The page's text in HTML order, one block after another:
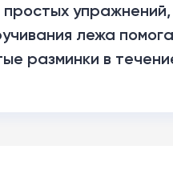
лежа
разминки в